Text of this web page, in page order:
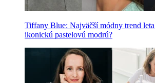
Tiffany Blue: Najväčší módny trend
ikonickú pastelovú modrú?